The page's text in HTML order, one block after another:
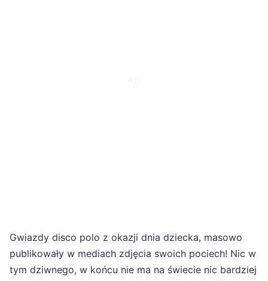
Gwiazdy disco polo z okazji dnia dziecka, masowo
publikowały w mediach zdjęcia swoich pociech! Nic w
tym dziwnego, w końcu nie ma na świecie nic bardziej